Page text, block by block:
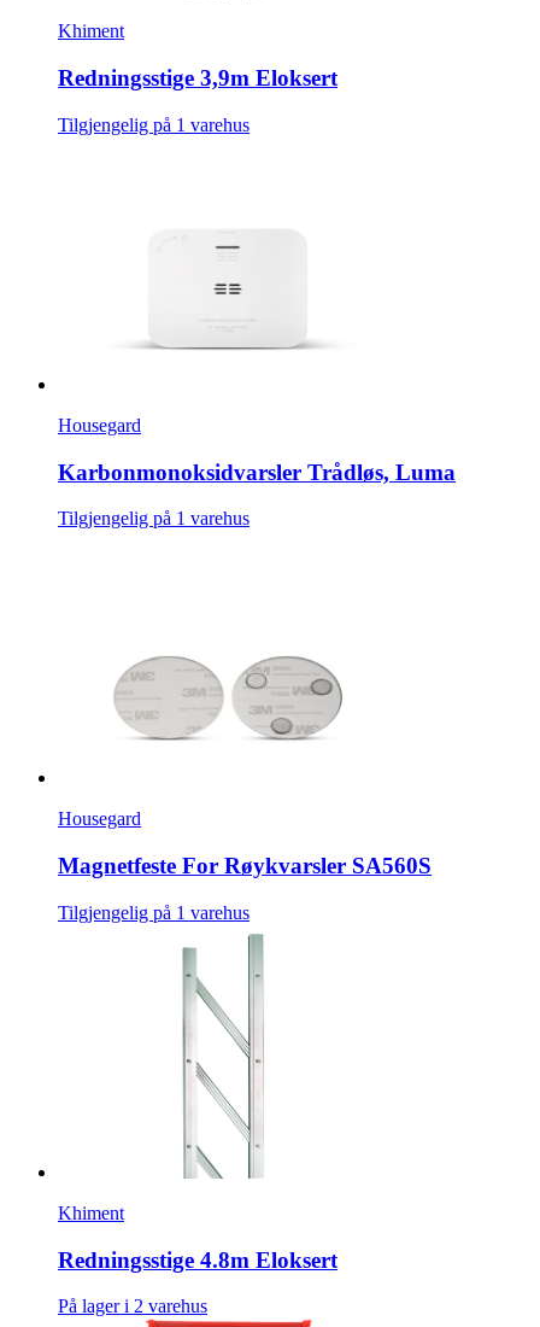
Khiment
Redningsstige 3,9m Eloksert
Tilgjengelig på 1 varehus
Housegard
Karbonmonoksidvarsler Trådløs, Luma
Tilgjengelig på 1 varehus
Housegard
Magnetfeste For Røykvarsler SA560S
Tilgjengelig på 1 varehus
Khiment
Redningsstige 4.8m Eloksert
På lager i 2 varehus